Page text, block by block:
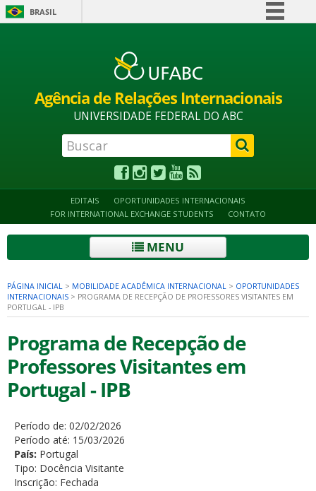
BRASIL
Acesso à informação
Canais
Agência de Relações Internacionais
UNIVERSIDADE FEDERAL DO ABC
EDITAIS
OPORTUNIDADES INTERNACIONAIS
FOR INTERNATIONAL EXCHANGE STUDENTS
CONTATO
MENU
PÁGINA INICIAL > MOBILIDADE ACADÊMICA INTERNACIONAL > OPORTUNIDADES
INTERNACIONAIS > PROGRAMA DE RECEPÇÃO DE PROFESSORES VISITANTES EM
PORTUGAL - IPB
Programa de Recepção de
Professores Visitantes em
Portugal - IPB
Período de: 02/02/2026
Período até: 15/03/2026
País: Portugal
Tipo: Docência Visitante
Inscrição: Fechada